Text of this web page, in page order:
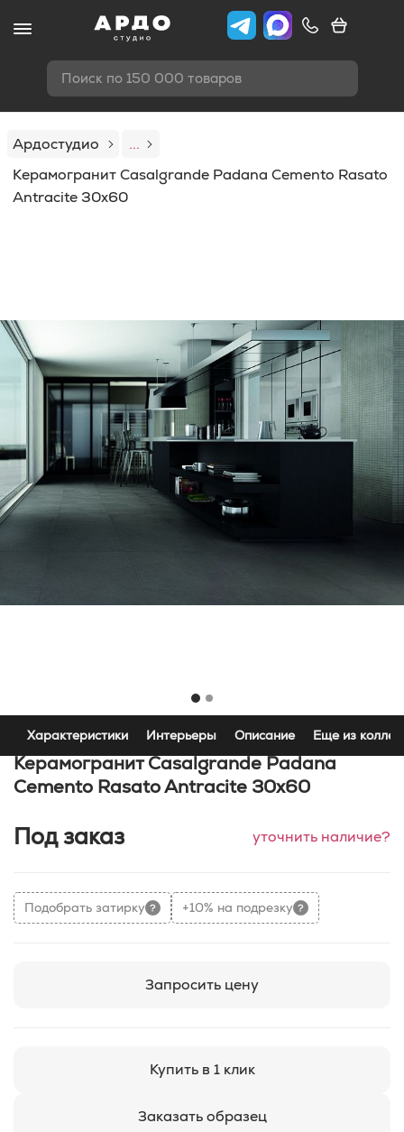
Поиск по 150 000 товаров
Ардостудио
...
Керамогранит Casalgrande Padana Cemento Rasato
Antracite 30x60
Характеристики Интерьеры Описание Еще из
Керамогранит Casalgrande Padana
Cemento Rasato Antracite 30x60
Под заказ уточнить наличие?
Подобрать затирку +10% на подрезку
Запросить цену
Купить в 1 клик
Заказать образец